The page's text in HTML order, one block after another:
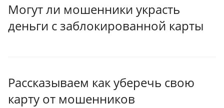
Могут ли мошенники украсть
деньги с заблокированной карты
Рассказываем как уберечь свою
карту от мошенников